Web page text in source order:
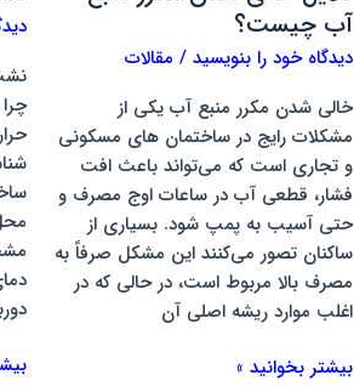
آب چیست؟
دیدگاه‌ خود را بنویسید / مقالات
خالی شدن مکرر منبع آب یکی از
مشکلات رایج در ساختمان های مسکونی
و تجاری است که می‌تواند باعث افت
فشار، قطعی آب در ساعات اوج مصرف و
حتی آسیب به پمپ شود. بسیاری از
ساکنان تصور می‌کنند این مشکل صرفاً به
مصرف بالا مربوط است، در حالی که در
اغلب موارد ریشه اصلی آن
بیشتر بخوانید »